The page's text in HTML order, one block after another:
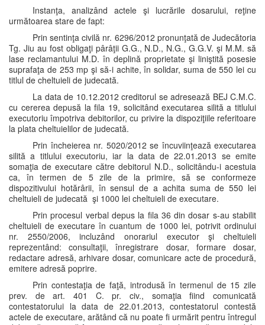
Instanţa, analizând actele şi lucrările dosarului, reţine
următoarea stare de fapt:
Prin sentinţa civilă nr. 6296/2012 pronunţată de Judecătoria
Tg. Jiu au fost obligaţi pârâţii G.G., N.D., N.G., G.G.V. şi M.M. să
lase reclamantului M.D. în deplină proprietate şi liniştită posesie
suprafaţa de 253 mp şi să-i achite, în solidar, suma de 550 lei cu
titlul de cheltuieli de judecată.
La data de 10.12.2012 creditorul se adresează BEJ C.M.C.
cu cererea depusă la fila 19, solicitând executarea silită a titlului
executoriu împotriva debitorilor, cu privire la dispoziţiile referitoare
la plata cheltuielilor de judecată.
Prin încheierea nr. 5020/2012 se încuviinţează executarea
silită a titlului executoriu, iar la data de 22.01.2013 se emite
somaţia de executare către debitorul N.D., solicitându-i acestuia
ca, în termen de 5 zile de la primire, să se conformeze
dispozitivului hotărârii, în sensul de a achita suma de 550 lei
cheltuieli de judecată şi 1000 lei cheltuieli de executare.
Prin procesul verbal depus la fila 36 din dosar s-au stabilit
cheltuieli de executare în cuantum de 1000 lei, potrivit ordinului
nr. 2550/2006, incluzând onorariul executor şi cheltuieli
reprezentând: consultaţii, înregistrare dosar, formare dosar,
redactare adresă, arhivare dosar, comunicare acte de procedură,
emitere adresă poprire.
Prin contestaţia de faţă, introdusă în termenul de 15 zile
prev. de art. 401 C. pr. civ., somaţia fiind comunicată
contestatorului la data de 22.01.2013, contestatorul contestă
actele de executare, arătând că nu poate fi urmărit pentru întregul